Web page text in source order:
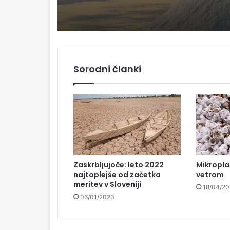
slovenskih dobrot?
površjem
Sorodni članki
Zaskrbljujoče: leto 2022
najtoplejše od začetka
meritev v Sloveniji
06/01/2023
vetrom
18/04/